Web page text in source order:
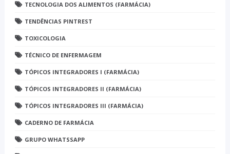
TECNOLOGIA DOS ALIMENTOS (FARMÁCIA)
TENDÊNCIAS PINTREST
TOXICOLOGIA
TÉCNICO DE ENFERMAGEM
TÓPICOS INTEGRADORES I (FARMÁCIA)
TÓPICOS INTEGRADORES II (FARMÁCIA)
TÓPICOS INTEGRADORES III (FARMÁCIA)
CADERNO DE FARMÁCIA
GRUPO WHATSSAPP